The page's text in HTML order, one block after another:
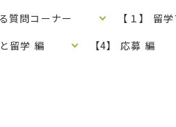
質問コーナー 【１】 留
留学 編 【4】 応募 編